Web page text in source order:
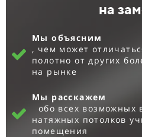
на
Мы объясним
, чем может
полотно от других
на рынке
Мы расскажем
обо всех возможных
натяжных потолков
помещения